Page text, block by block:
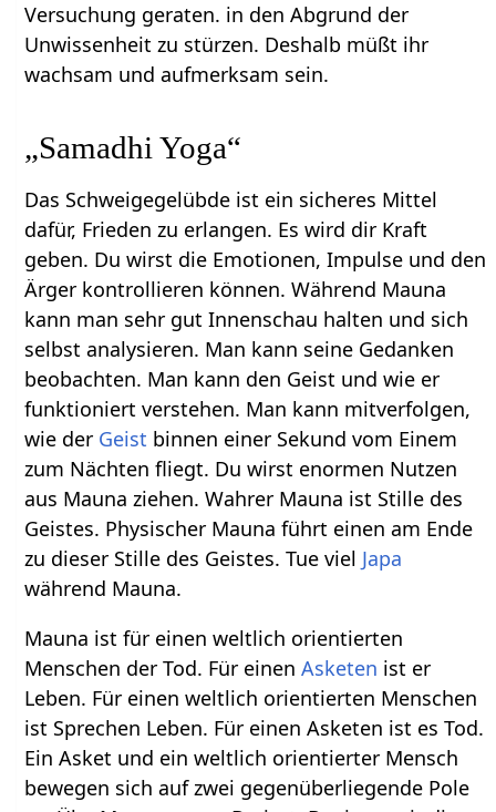
Versuchung geraten. in den Abgrund der
Unwissenheit zu stürzen. Deshalb müßt ihr
wachsam und aufmerksam sein.
„Samadhi Yoga“
Das Schweigegelübde ist ein sicheres Mittel
dafür, Frieden zu erlangen. Es wird dir Kraft
geben. Du wirst die Emotionen, Impulse und den
Ärger kontrollieren können. Während Mauna
kann man sehr gut Innenschau halten und sich
selbst analysieren. Man kann seine Gedanken
beobachten. Man kann den Geist und wie er
funktioniert verstehen. Man kann mitverfolgen,
wie der Geist binnen einer Sekund vom Einem
zum Nächten fliegt. Du wirst enormen Nutzen
aus Mauna ziehen. Wahrer Mauna ist Stille des
Geistes. Physischer Mauna führt einen am Ende
zu dieser Stille des Geistes. Tue viel Japa
während Mauna.
Mauna ist für einen weltlich orientierten
Menschen der Tod. Für einenAsketen ist er
Leben. Für einen weltlich orientierten Menschen
ist Sprechen Leben. Für einen Asketen ist es Tod.
Ein Asket und ein weltlich orientierter Mensch
bewegen sich auf zwei gegenüberliegende Pole